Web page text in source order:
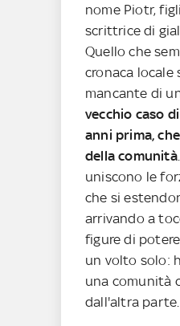
nome Piotr,
scrittrice di
Quello che
cronaca locale
mancante di
vecchio caso
anni prima,
della comunità
uniscono le
che si
arrivando a
figure di
un volto solo:
una comunità
dall'altra parte.